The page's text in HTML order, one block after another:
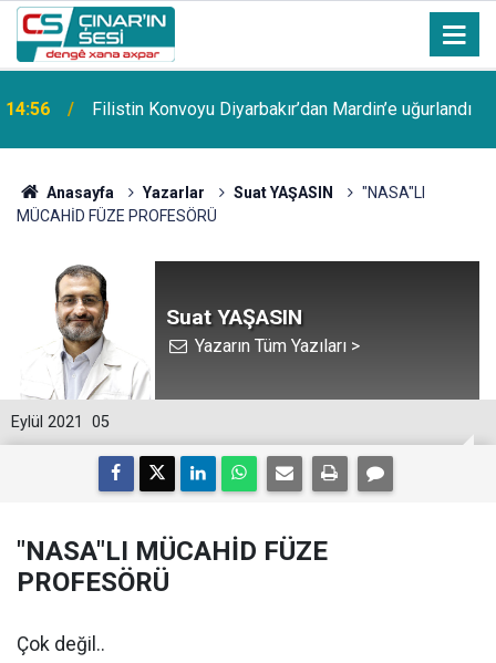
14:56 Filistin Konvoyu Diyarbakır’dan Mardin’e uğurlandı
Anasayfa Yazarlar Suat YAŞASIN
"NASA"LI
MÜCAHİD FÜZE PROFESÖRÜ
Suat YAŞASIN
Yazarın Tüm Yazıları >
05
Eylül 2021
"NASA"LI MÜCAHİD FÜZE
PROFESÖRÜ
Çok değil..